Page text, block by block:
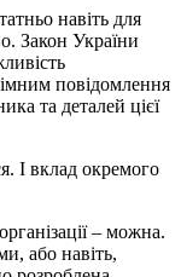
навіть для
Закон України
повідомлення
та деталей цієї
І вклад окремого
– можна.
або навіть,